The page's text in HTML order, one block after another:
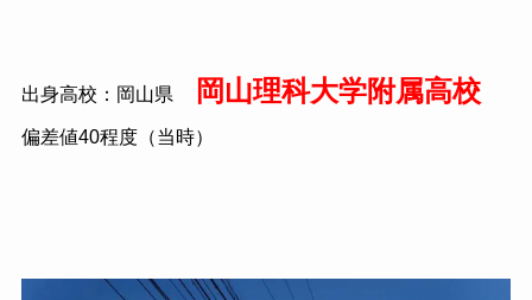
出身高校：岡山県 岡山理科大学附属高校
偏差値40程度（当時）